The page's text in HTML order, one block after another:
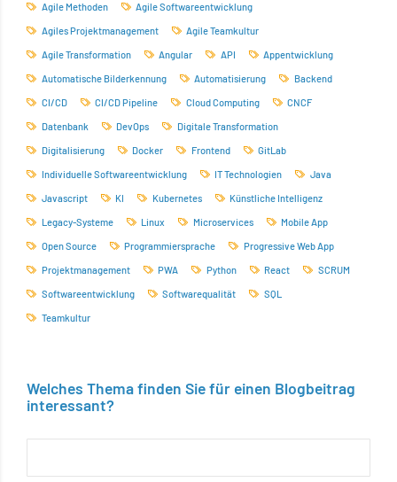
Agile Methoden Agile Softwareentwicklung
Agiles Projektmanagement Agile Teamkultur
Agile Transformation Angular API Appentwicklung
Automatische Bilderkennung Automatisierung Backend
CI/CD CI/CD Pipeline Cloud Computing CNCF
Datenbank DevOps Digitale Transformation
Digitalisierung Docker Frontend GitLab
Individuelle Softwareentwicklung IT Technologien Java
Javascript KI Kubernetes Künstliche Intelligenz
Legacy-Systeme Linux Microservices Mobile App
Open Source Programmiersprache Progressive Web App
Projektmanagement PWA Python React SCRUM
Softwareentwicklung Softwarequalität SQL
Teamkultur
Welches Thema finden Sie für einen Blogbeitrag
interessant?